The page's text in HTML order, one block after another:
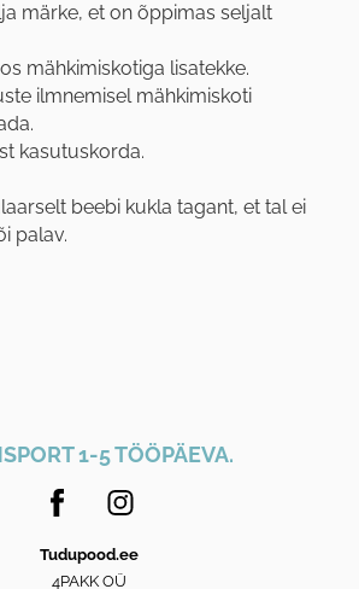
märke, et on õppimas seljalt
mähkimiskotiga lisatekke.
ilmnemisel mähkimiskoti
kasutuskorda.
beebi kukla tagant, et tal ei
palav.
1-5 TÖÖPÄEVA.
Tudupood.ee
4PAKK OÜ